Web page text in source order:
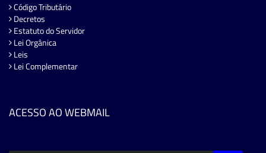
Código Tributário
Decretos
Estatuto do Servidor
Lei Orgânica
Leis
Lei Complementar
ACESSO AO WEBMAIL